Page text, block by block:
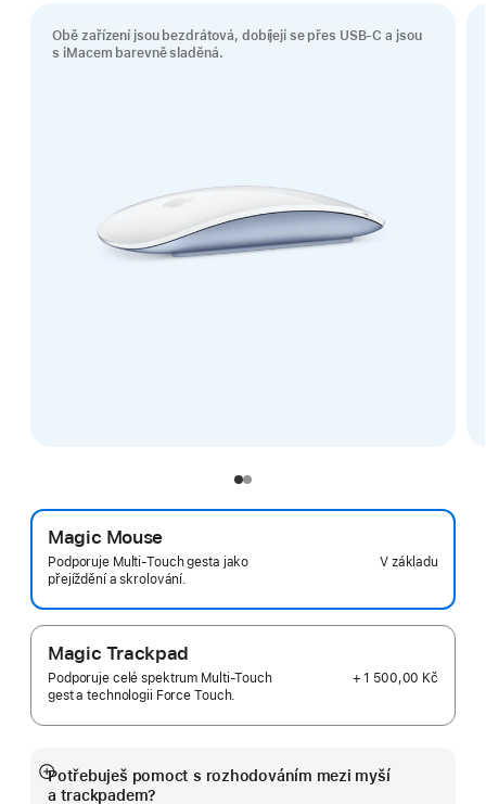
Obě zařízení jsou bezdrátová, dobíjejí se přes USB‑C a jsou
s iMacem barevně sladěná.
Magic Mouse
Podporuje Multi-Touch gesta jako
přejíždění a skrolování.
V základu
Magic Trackpad
Podporuje celé spektrum Multi-Touch
gest a technologii Force Touch.
+ 1 500,00 Kč
Potřebuješ pomoct s rozhodováním mezi myší
a trackpadem?
Zobrazit